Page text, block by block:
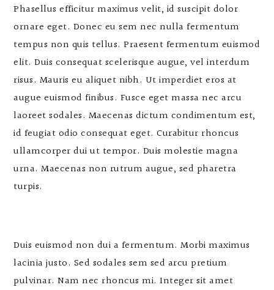
Phasellus efficitur maximus velit, id suscipit dolor
ornare eget. Donec eu sem nec nulla fermentum
tempus non quis tellus. Praesent fermentum euismod
elit. Duis consequat scelerisque augue, vel interdum
risus. Mauris eu aliquet nibh. Ut imperdiet eros at
augue euismod finibus. Fusce eget massa nec arcu
laoreet sodales. Maecenas dictum condimentum est,
id feugiat odio consequat eget. Curabitur rhoncus
ullamcorper dui ut tempor. Duis molestie magna
urna. Maecenas non rutrum augue, sed pharetra
turpis.
Duis euismod non dui a fermentum. Morbi maximus
lacinia justo. Sed sodales sem sed arcu pretium
pulvinar. Nam nec rhoncus mi. Integer sit amet